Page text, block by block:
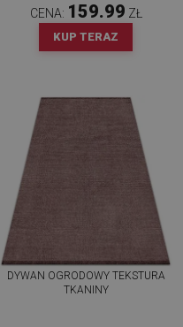
CENA: 159.99 ZŁ
KUP TERAZ
DYWAN OGRODOWY TEKSTURA
TKANINY